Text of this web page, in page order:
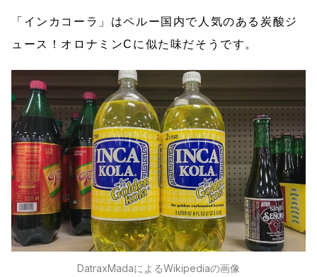
「インカコーラ」はペルー国内で人気のある炭酸ジ
ュース！オロナミンCに似た味だそうです。
DatraxMadaによるWikipediaの画像